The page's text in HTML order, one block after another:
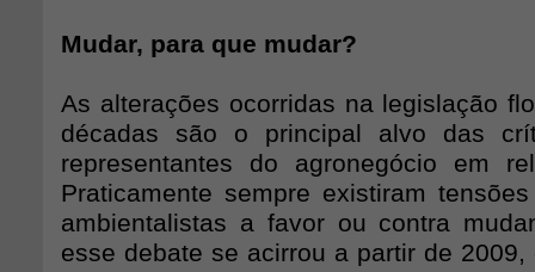
Mudar, para que mudar?
As alterações ocorridas na legislação
décadas são o principal alvo das
representantes do agronegócio em
Praticamente sempre existiram
ambientalistas a favor ou contra
esse debate se acirrou a partir de 2009,